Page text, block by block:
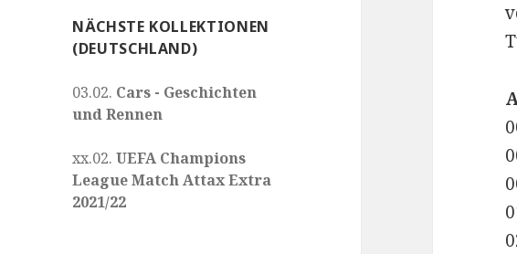
NÄCHSTE KOLLEKTIONEN
(DEUTSCHLAND)
03.02. Cars - Geschichten
und Rennen
xx.02.UEFA Champions
League Match Attax Extra
2021/22